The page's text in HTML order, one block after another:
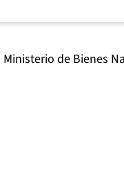
de Bienes